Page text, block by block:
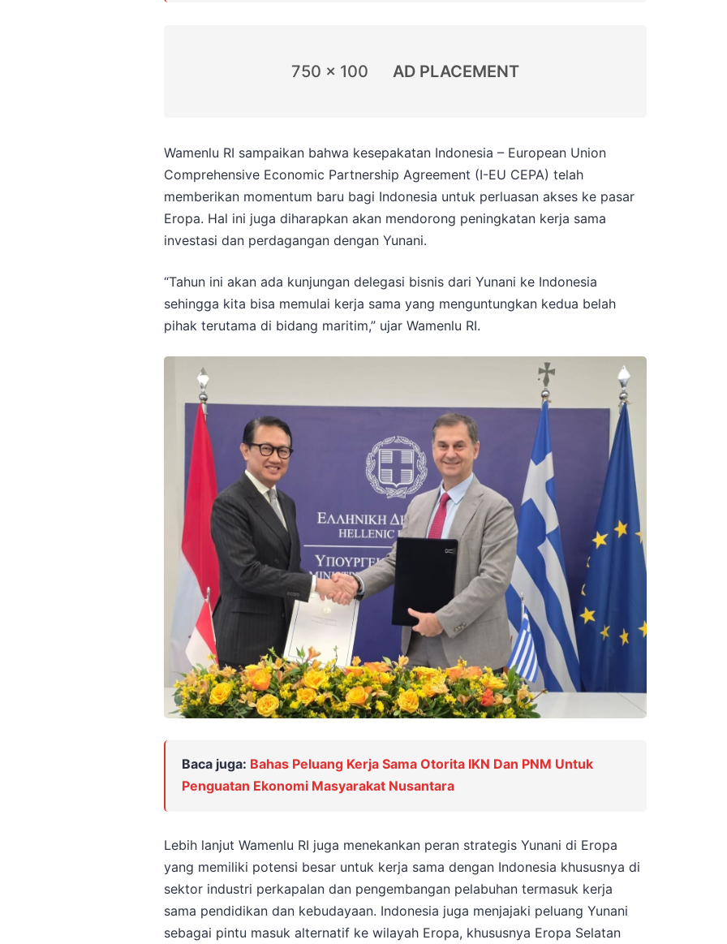
750 x 100 AD PLACEMENT
Wamenlu RI sampaikan bahwa kesepakatan Indonesia – European Union
Comprehensive Economic Partnership Agreement (I-EU CEPA) telah
memberikan momentum baru bagi Indonesia untuk perluasan akses ke pasar
Eropa. Hal ini juga diharapkan akan mendorong peningkatan kerja sama
investasi dan perdagangan dengan Yunani.
“Tahun ini akan ada kunjungan delegasi bisnis dari Yunani ke Indonesia
sehingga kita bisa memulai kerja sama yang menguntungkan kedua belah
pihak terutama di bidang maritim,” ujar Wamenlu RI.
Baca juga: Bahas Peluang Kerja Sama Otorita IKN Dan PNM Untuk
Penguatan Ekonomi Masyarakat Nusantara
Lebih lanjut Wamenlu RI juga menekankan peran strategis Yunani di Eropa
yang memiliki potensi besar untuk kerja sama dengan Indonesia khususnya di
sektor industri perkapalan dan pengembangan pelabuhan termasuk kerja
sama pendidikan dan kebudayaan. Indonesia juga menjajaki peluang Yunani
sebagai pintu masuk alternatif ke wilayah Eropa, khususnya Eropa Selatan